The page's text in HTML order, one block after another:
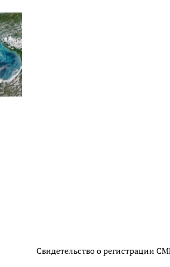
Свидетельство о регистрации